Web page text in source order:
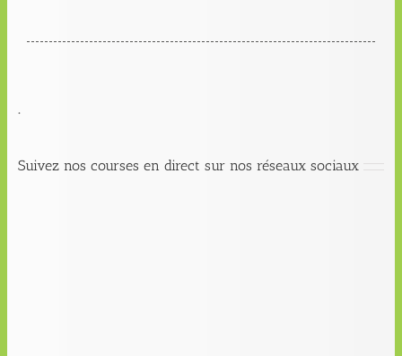
.
Suivez nos courses en direct sur nos réseaux sociaux